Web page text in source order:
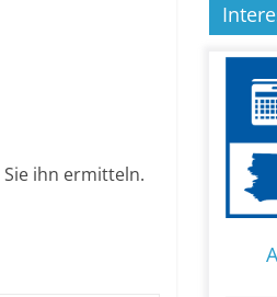
ihn ermitteln.